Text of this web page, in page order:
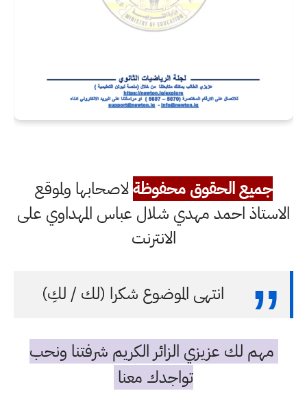
جميع الحقوق محفوظةلاصحابها ولموقع
الاستاذ احمد مهدي شلال عباس المهداوي على
الانترنت
انتهى الموضوع شكرا (لك / لكِ)
مهم لك عزيزي الزائر الكريم شرفتنا ونحب
تواجدك معنا